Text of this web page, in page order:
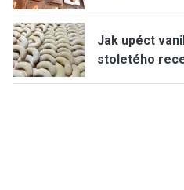
Jak upéct
stoletého